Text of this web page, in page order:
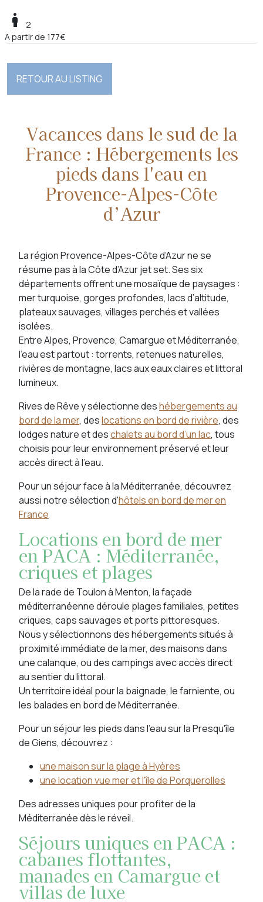
Vacances dans le sud de la
France : Hébergements les
pieds dans l'eau en
Provence-Alpes-Côte
d’Azur
La région Provence-Alpes-Côte d’Azur ne se
résume pas à la Côte d’Azur jet set. Ses six
départements offrent une mosaïque de paysages :
mer turquoise, gorges profondes, lacs d’altitude,
plateaux sauvages, villages perchés et vallées
isolées.
Entre Alpes, Provence, Camargue et Méditerranée,
l’eau est partout : torrents, retenues naturelles,
rivières de montagne, lacs aux eaux claires et littoral
lumineux.
Rives de Rêve y sélectionne deshébergements au
bord de la mer, deslocations en bord de rivière, des
lodges nature et deschalets au bord d’un lac, tous
choisis pour leur environnement préservé et leur
accès direct à l’eau.
Pour un séjour face à la Méditerranée, découvrez
aussi notre sélection d'hôtels en bord de mer en
France
Locations en bord de mer
en PACA : Méditerranée,
criques et plages
De la rade de Toulon à Menton, la façade
méditerranéenne déroule plages familiales, petites
criques, caps sauvages et ports pittoresques.
Nous y sélectionnons des hébergements situés à
proximité immédiate de la mer, des maisons dans
une calanque, ou des campings avec accès direct
au sentier du littoral.
Un territoire idéal pour la baignade, le farniente, ou
les balades en bord de Méditerranée.
Pour un séjour les pieds dans l’eau sur la Presqu'île
de Giens, découvrez :
une maison sur la plage à Hyères
une location vue mer et l'île de Porquerolles
Des adresses uniques pour profiter de la
Méditerranée dès le réveil.
Séjours uniques en PACA :
cabanes flottantes,
manades en Camargue et
villas de luxe
boy
2
A partir de 177€
RETOUR AU LISTING